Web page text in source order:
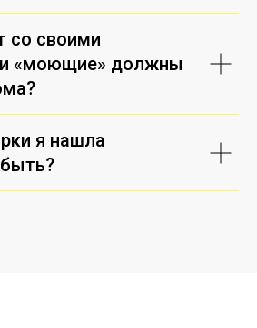
со своими
«моющие» должны
я нашла